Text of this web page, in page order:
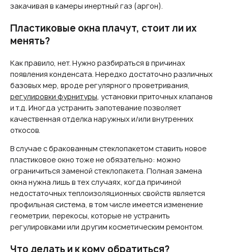
закачивая в камеры инертный газ (аргон).
Пластиковые окна плачут, стоит ли их
менять?
Как правило, нет. Нужно разбираться в причинах
появления конденсата. Нередко достаточно различных
базовых мер, вроде регулярного проветривания,
регулировки фурнитуры , установки приточных клапанов
и т.д. Иногда устранить запотевание позволяет
качественная отделка наружных и/или внутренних
откосов.
В случае с бракованным стеклопакетом ставить новое
пластиковое окно тоже не обязательно: можно
ограничиться заменой стеклопакета. Полная замена
окна нужна лишь в тех случаях, когда причиной
недостаточных теплоизоляционных свойств является
профильная система, в том числе имеется изменение
геометрии, перекосы, которые не устранить
регулировками или другим косметическим ремонтом.
Что делать и к кому обратиться?